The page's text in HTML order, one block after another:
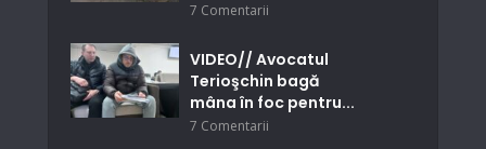
7 Comentarii
VIDEO// Avocatul
Terioşchin bagă
mâna în foc pentru...
7 Comentarii